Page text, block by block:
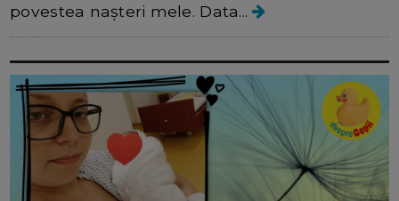
povestea nașteri mele. Data...